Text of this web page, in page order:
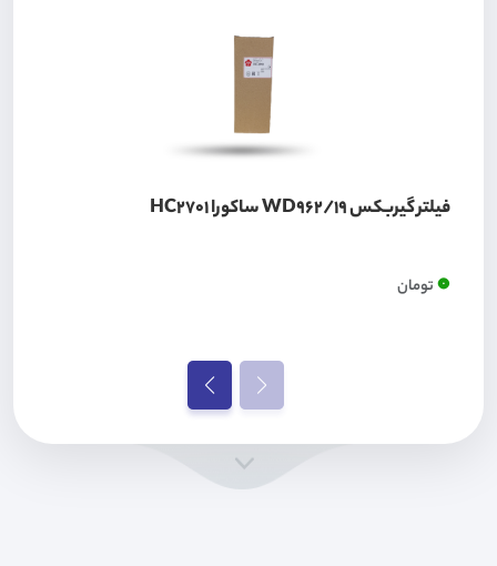
فیلتر گیربکس WD962/19 ساکورا HC2701
0تومان